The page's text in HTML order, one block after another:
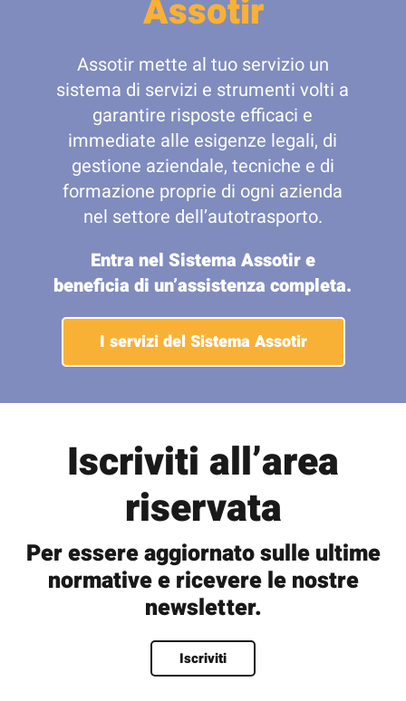
Assotir
Assotir mette al tuo servizio un
sistema di servizi e strumenti volti a
garantire risposte efficaci e
immediate alle esigenze legali, di
gestione aziendale, tecniche e di
formazione proprie di ogni azienda
nel settore dell’autotrasporto.
Entra nel Sistema Assotir e
beneficia di un’assistenza completa.
I servizi del Sistema Assotir
Iscriviti all’area
riservata
Per essere aggiornato sulle ultime
normative e ricevere le nostre
newsletter.
Iscriviti
Nome*